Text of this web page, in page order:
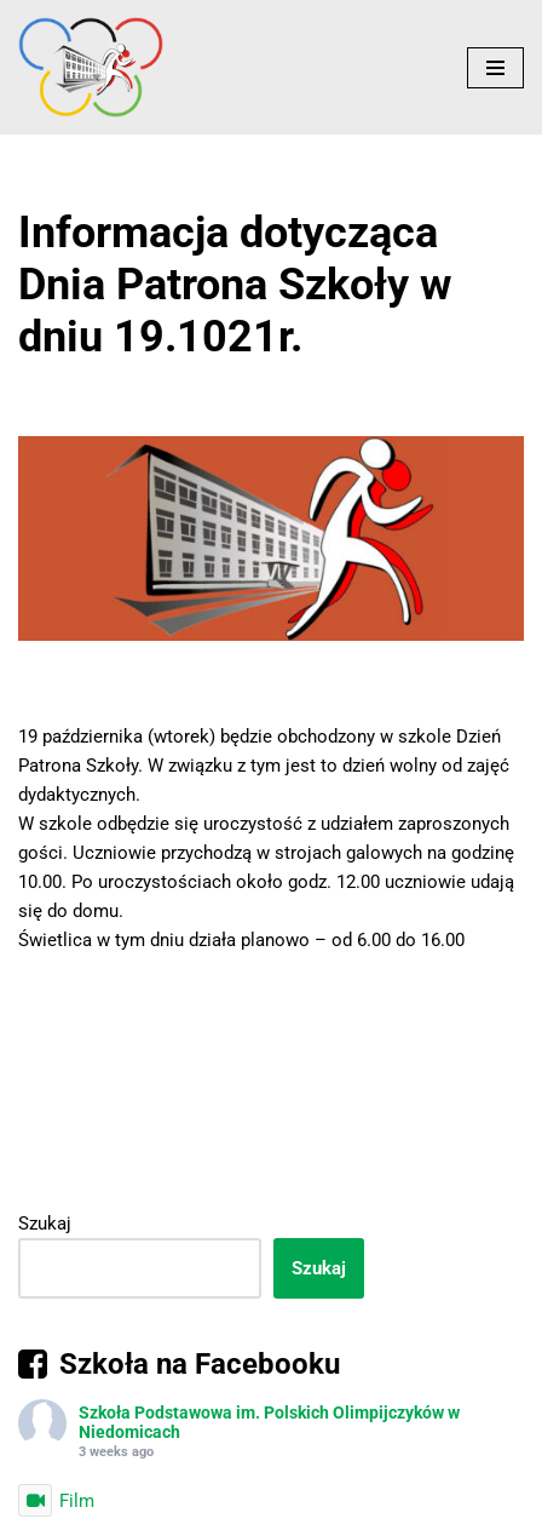
treści
Przejdź
treści
Informacja dotycząca
Dnia Patrona Szkoły w
dniu 19.1021r.
19 października (wtorek) będzie obchodzony w szkole Dzień
Patrona Szkoły. W związku z tym jest to dzień wolny od zajęć
dydaktycznych.
W szkole odbędzie się uroczystość z udziałem zaproszonych
gości. Uczniowie przychodzą w strojach galowych na godzinę
10.00. Po uroczystościach około godz. 12.00 uczniowie udają
się do domu.
Świetlica w tym dniu działa planowo – od 6.00 do 16.00
Szukaj
Szukaj
Szkoła na Facebooku
Szkoła Podstawowa im. Polskich Olimpijczyków w
Niedomicach
3 weeks ago
Film